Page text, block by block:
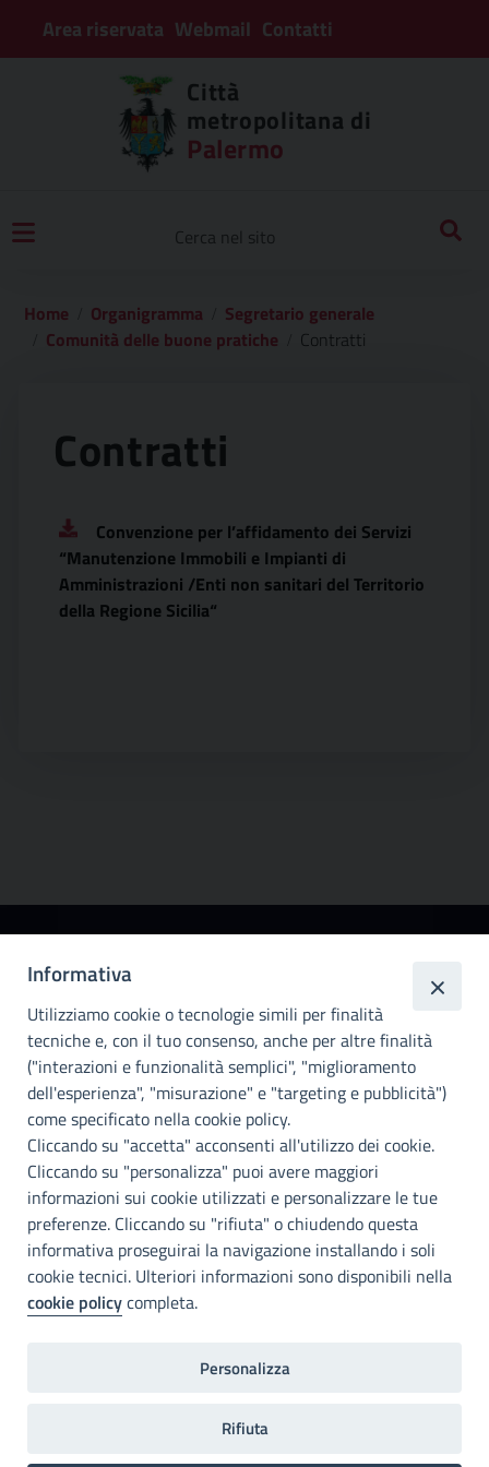
Area riservata Webmail Contatti
Città
metropolitana di
Palermo
Home Organigramma
Segretario generale
Comunità delle buone pratiche
Contratti
Contratti
Convenzione per l’affidamento dei Servizi
“Manutenzione Immobili e Impianti di
Amministrazioni /Enti non sanitari del Territorio
della Regione Sicilia“
metropolitana di
Palermo
Info e contatti
Città Metropoliitana di Palermo
Via Maqueda, 100 - 90134 - Palermo
Cod. Fisc. 80021470820
PEC: cm.pa@cert.cittametropolitana.pa.it
I nostri canali social
Accessibilità
Città Metropolitana di Palermo si impegna a rendere il proprio sito
web accessibile, conformemente al D.lgs. 10 agosto 2018, n°106
Informativa
Utilizziamo cookie o tecnologie simili per finalità
tecniche e, con il tuo consenso, anche per altre finalità
("interazioni e funzionalità semplici", "miglioramento
dell'esperienza", "misurazione" e "targeting e pubblicità")
come specificato nella cookie policy.
Cliccando su "accetta" acconsenti all'utilizzo dei cookie.
Cliccando su "personalizza" puoi avere maggiori
informazioni sui cookie utilizzati e personalizzare le tue
preferenze. Cliccando su "rifiuta" o chiudendo questa
informativa proseguirai la navigazione installando i soli
cookie tecnici. Ulteriori informazioni sono disponibili nella
cookie policycompleta.
Personalizza
Rifiuta